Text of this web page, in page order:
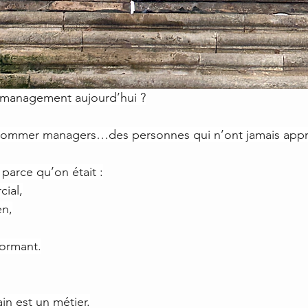
aujourd’hui ?
managers…des personnes qui n’ont jamais
qu’on était :
est un métier.